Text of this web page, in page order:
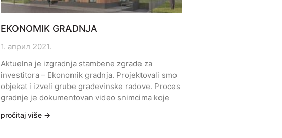
EKONOMIK GRADNJA
1. април 2021.
Aktuelna je izgradnja stambene zgrade za
investitora – Ekonomik gradnja. Projektovali smo
objekat i izveli grube građevinske radove. Proces
gradnje je dokumentovan video snimcima koje
pročitaj više →